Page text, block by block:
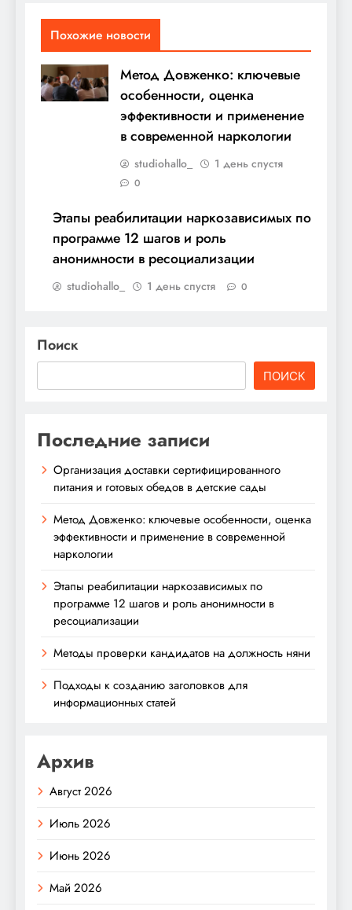
Похожие новости
Метод Довженко: ключевые
особенности, оценка
эффективности и применение
в современной наркологии
studiohallo_ 1 день спустя
0
Этапы реабилитации наркозависимых по
программе 12 шагов и роль
анонимности в ресоциализации
studiohallo_ 1 день спустя 0
Поиск
ПОИСК
Последние записи
Организация доставки сертифицированного
питания и готовых обедов в детские сады
Метод Довженко: ключевые особенности, оценка
эффективности и применение в современной
наркологии
Этапы реабилитации наркозависимых по
программе 12 шагов и роль анонимности в
ресоциализации
Методы проверки кандидатов на должность няни
Подходы к созданию заголовков для
информационных статей
Архив
Август 2026
Июль 2026
Июнь 2026
Май 2026